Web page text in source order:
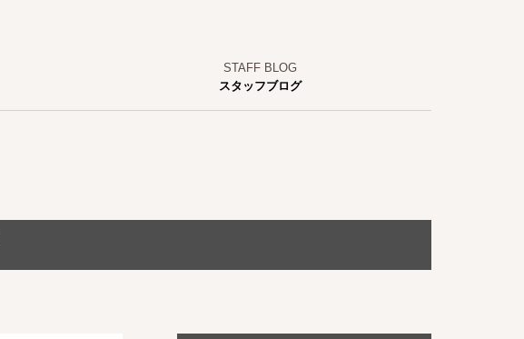
スタッフブログ